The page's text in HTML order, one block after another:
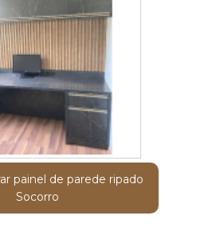
painel de parede ripado
Socorro